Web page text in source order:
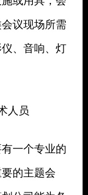
议现场所需
、音响、灯
人员
一个专业的
的主题会